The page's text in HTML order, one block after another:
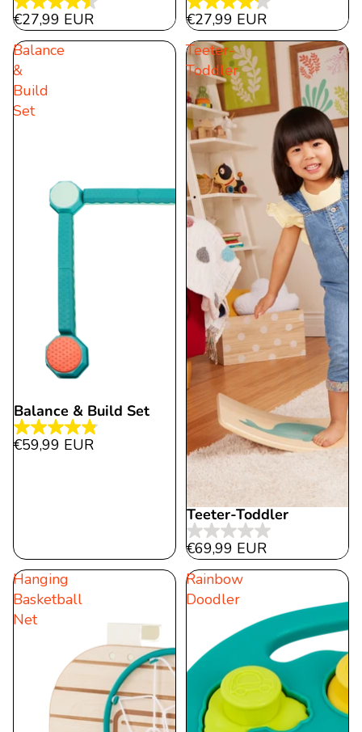
4.5
von
5
€27,99 EUR
4.3
von
5
Sternen.
30
Bewertungen
€27,99 EUR
Balance
&
Build
Set
Balance & Build Set
4.8
€59,99 EUR
Teeter-
Toddler
Teeter-Toddler
0.0
von
5
Sternen.
€69,99 EUR
Hanging
Basketball
Net
Rainbow
Doodler